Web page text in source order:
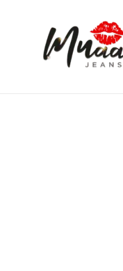
contenido